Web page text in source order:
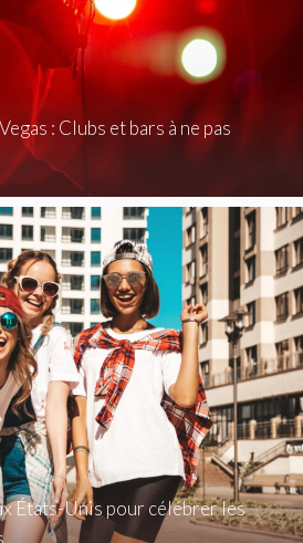
: Clubs et bars à ne pas
États-Unis pour célébrer les